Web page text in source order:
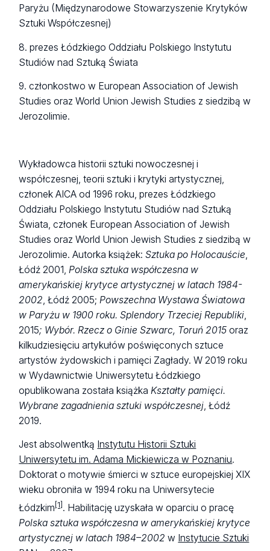
Paryżu (Międzynarodowe Stowarzyszenie Krytyków
Sztuki Współczesnej)
8. prezes Łódzkiego Oddziału Polskiego Instytutu
Studiów nad Sztuką Świata
9. członkostwo w European Association of Jewish
Studies oraz World Union Jewish Studies z siedzibą w
Jerozolimie.
Wykładowca historii sztuki nowoczesnej i
współczesnej, teorii sztuki i krytyki artystycznej,
członek AICA od 1996 roku, prezes Łódzkiego
Oddziału Polskiego Instytutu Studiów nad Sztuką
Świata, członek European Association of Jewish
Studies oraz World Union Jewish Studies z siedzibą w
Jerozolimie. Autorka książek:Sztuka po Holocauście
Łódź 2001, Polska sztuka współczesna w
amerykańskiej krytyce artystycznej w latach 1984-
2002 , Łódź 2005; Powszechna Wystawa Światowa
w Paryżu w 1900 roku. Splendory Trzeciej Republiki
2015; Wybór. Rzecz o Ginie Szwarc, Toruń 2015 oraz
kilkudziesięciu artykułów poświęconych sztuce
artystów żydowskich i pamięci Zagłady. W 2019 roku
w Wydawnictwie Uniwersytetu Łódzkiego
opublikowana została książka Kształty pamięci.
Wybrane zagadnienia sztuki współczesnej , Łódź
2019.
Jest absolwentką Instytutu Historii Sztuki
Uniwersytetu im. Adama Mickiewicza w Poznaniu.
Doktorat o motywie śmierci w sztuce europejskiej XIX
wieku obroniła w 1994 roku na Uniwersytecie
Łódzkim[1]. Habilitację uzyskała w oparciu o pracę
Polska sztuka współczesna w amerykańskiej krytyce
artystycznej w latach 1984–2002 w Instytucie Sztuki